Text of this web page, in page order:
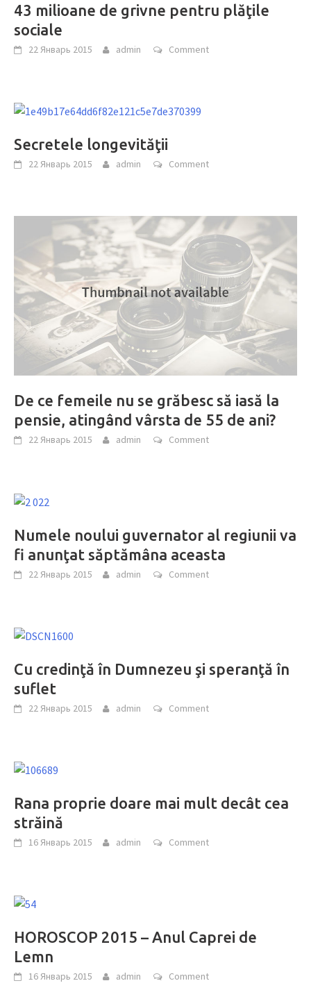
43 milioane de grivne pentru plăţile
sociale
22 Январь 2015 admin Comment
Secretele longevităţii
22 Январь 2015 admin Comment
De ce femeile nu se grăbesc să iasă la
pensie, atingând vârsta de 55 de ani?
22 Январь 2015 admin Comment
Numele noului guvernator al regiunii va
fi anunţat săptămâna aceasta
22 Январь 2015 admin Comment
Cu credinţă în Dumnezeu şi speranţă în
suflet
22 Январь 2015 admin Comment
Rana proprie doare mai mult decât cea
străină
16 Январь 2015 admin Comment
HOROSCOP 2015 – Anul Caprei de
Lemn
16 Январь 2015 admin Comment